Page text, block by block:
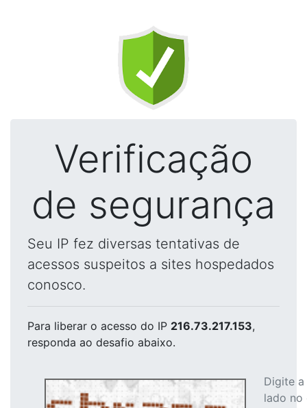
Verificação
de segurança
Seu IP fez diversas tentativas de
acessos suspeitos a sites hospedados
conosco.
Para liberar o acesso do IP 216.73.217.153,
responda ao desafio abaixo.
Digite
lado no